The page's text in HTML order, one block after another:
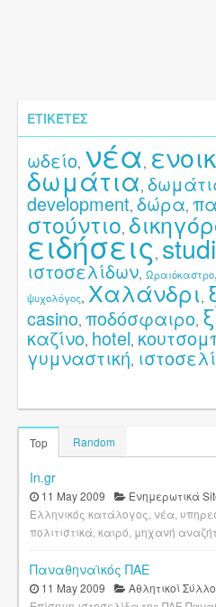
ΕΤΙΚΈΤΕΣ
ωδείο, νέα,
δωμάτια,
development, δώρα,
στούντιο,
ειδήσεις,
ιστοσελίδων, Ωραιόκαστρο,
ψυχολόγος, Χαλάνδρι,
casino, ποδόσφαιρο,
καζίνο, hotel,
γυμναστική,
Top Random
In.gr
11 May 2009
Ενημερωτικά
Ελληνικός κατάλογος, νέα,
πολιτιστικά, καιρό, μηχανή
Παναθηναϊκός ΠΑΕ
11 May 2009
Αθλητικοί